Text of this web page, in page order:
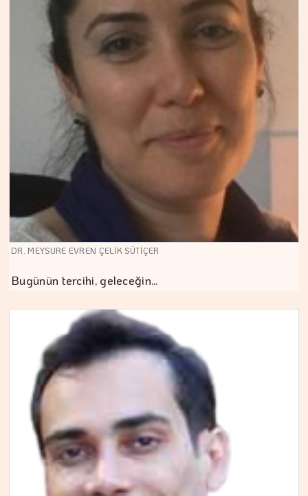
DR. MEYSURE EVREN ÇELİK SÜTİÇER
Bugünün tercihi, geleceğin…